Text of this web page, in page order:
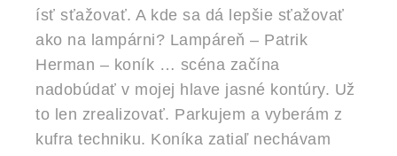
ísť sťažovať. A kde sa dá lepšie sťažovať
ako na lampárni? Lampáreň – Patrik
Herman – koník … scéna začína
nadobúdať v mojej hlave jasné kontúry. Už
to len zrealizovať. Parkujem a vyberám z
kufra techniku. Koníka zatiaľ nechávam